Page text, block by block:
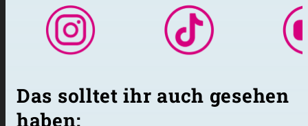
Das solltet ihr auch gesehen
haben: